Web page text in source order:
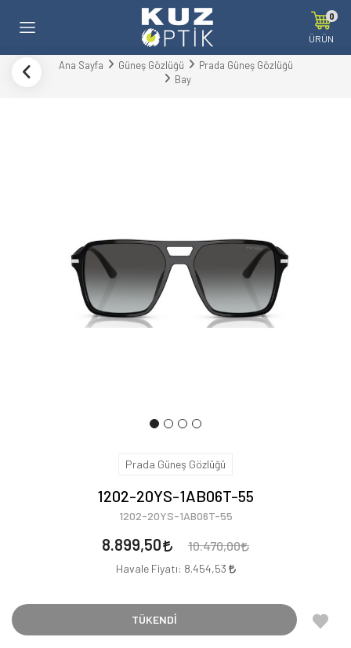
0
ÜRÜN
Ana Sayfa Güneş Gözlüğü
Prada Güneş Gözlüğü
Bay
Prada Güneş Gözlüğü
1202-20YS-1AB06T-55
1202-20YS-1AB06T-55
8.899,50 10.470,00
Havale Fiyatı: 8.454,53
TÜKENDİ